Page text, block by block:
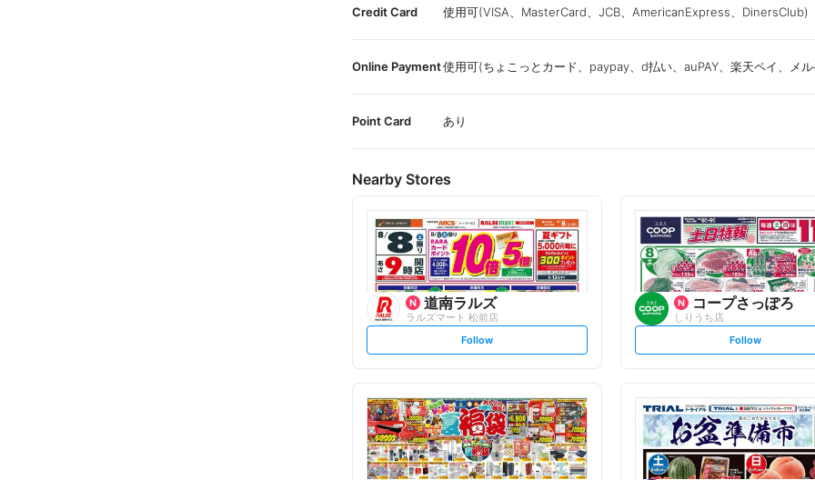
Credit Card 使用可(VISA、MasterCard、JCB、AmericanExpress、DinersClub)
Online Payment使用可(ちょこっとカード、paypay、d払い、auPAY、楽天ペイ、メ
Point Card あり
Nearby Stores
道南ラルズ
ラルズマート 松前店
s
t
l
o
w
Follow
コープさっぽろ
しりうち店
s
t
o
w
Follow